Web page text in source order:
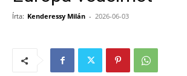
Írta: Kenderessy Milán - 2026-06-03